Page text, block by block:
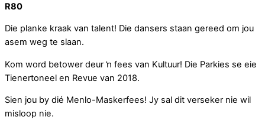
R80
Die planke kraak van talent! Die dansers staan gereed om jou
asem weg te slaan.
Kom word betower deur ŉ fees van Kultuur! Die Parkies se eie
Tienertoneel en Revue van 2018.
Sien jou by dié Menlo-Maskerfees! Jy sal dit verseker nie wil
misloop nie.